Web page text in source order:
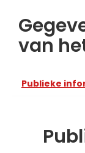
van
Publieke